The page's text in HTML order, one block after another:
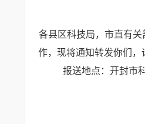
各县区科技局，市直有关
作，现将通知转发你们，
报送地点：开封市科